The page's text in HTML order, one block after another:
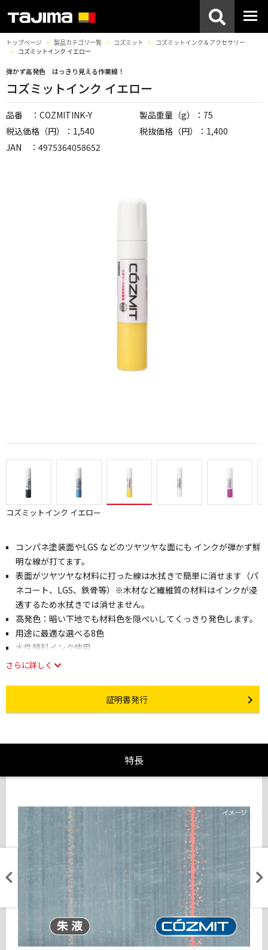
トップページ 製品カテゴリ一覧 コズミット
コズミットインク＆アクセサリー
コズミットインク イエロー
弾かず高発色 はっきり見える作業線！
コズミットインク イエロー
品番 ：COZMITINK-Y
製品重量（g）：75
税込価格（円）：1,540
税抜価格（円）：1,400
JAN ：4975364058652
コズミットインク イエロー
コンパネ塗装面やLGS などのツヤツヤな面にも インクが弾かず鮮
明な線が打てます。
表面がツヤツヤな材料に打った線は水拭きで簡単に消せます（パ
ネコート、LGS、鉄骨等）※木材など繊維質の材料はインクが浸
透するため水拭きでは消せません。
高発色：暗い下地でも材料色を隠ぺいしてくっきり発色します。
用途に最適な選べる8色
水性顔料インク使用
さらに詳しく
Certificate Issuance
証明書発行
特長